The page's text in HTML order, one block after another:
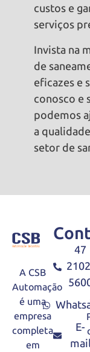
custos e
serviços
Invista na
de
eficazes e
conosco e
podemos
a
setor de
A CSB
Automação
é uma
empresa
completa
em
47
E-